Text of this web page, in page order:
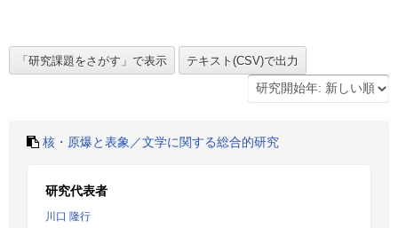
核・原爆と表象／文学に関する総合的研究
研究代表者
川口 隆行